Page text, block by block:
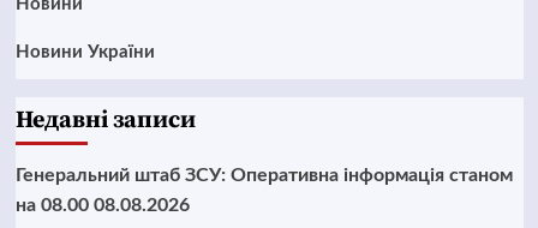
Новини
Новини України
Недавні записи
Генеральний штаб ЗСУ: Оперативна інформація станом
на 08.00 08.08.2026